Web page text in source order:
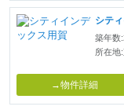
シテ
築年数
所在地
→物件詳細